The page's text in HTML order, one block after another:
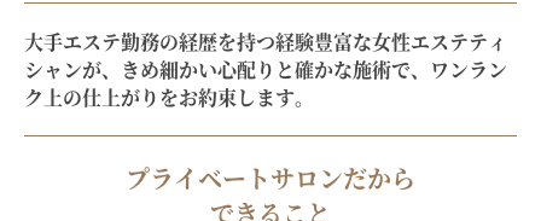
大手エステ勤務の経歴を持つ経験豊富な女性エステティ
シャンが、きめ細かい心配りと確かな施術で、 ワンラン
ク上の仕上がりをお約束します。
プライベートサロンだから
できること